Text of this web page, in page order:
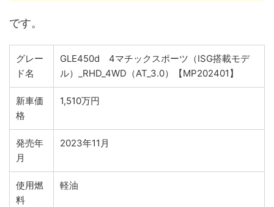
です。
グレー
ド名
GLE450d 4マチックスポーツ（ISG搭載モデ
ル）_RHD_4WD（AT_3.0）【MP202401】
新車価
格
1,510万円
発売年
月
2023年11月
使用燃
料
軽油